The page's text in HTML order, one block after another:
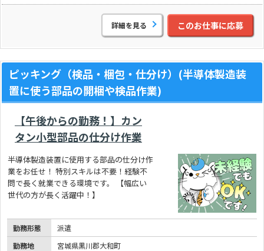
詳細を見る このお仕事に応募
ピッキング（検品・梱包・仕分け）(半導体製造装
置に使う部品の開梱や検品作業)
【午後からの勤務！】カン
タン小型部品の仕分け作業
半導体製造装置に使用する部品の仕分け作
業をお任せ！ 特別スキルは不要！経験不
問で長く就業できる環境です。 【幅広い
世代の方が長く活躍中！】
勤務形態
派遣
勤務地
宮城県黒川郡大和町